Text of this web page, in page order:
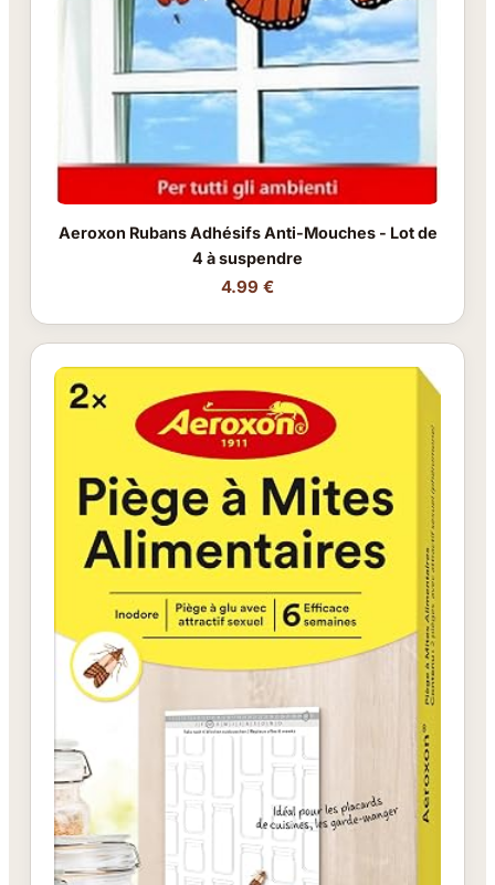
Aeroxon Rubans Adhésifs Anti-Mouches - Lot de
4 à suspendre
4.99 €